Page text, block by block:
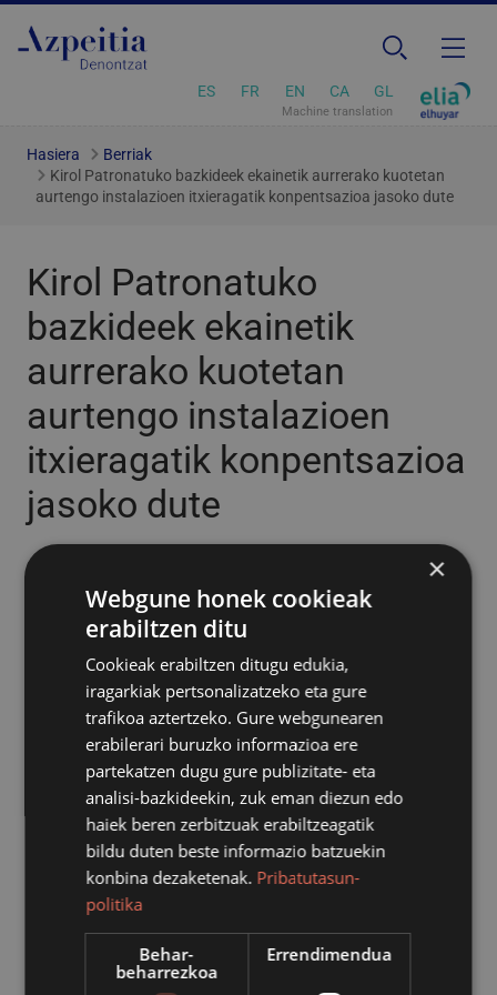
ES FR EN CA GL
Machine translation
Hasiera
Berriak
Kirol Patronatuko bazkideek ekainetik aurrerako kuotetan
aurtengo instalazioen itxieragatik konpentsazioa jasoko dute
Kirol Patronatuko
bazkideek ekainetik
aurrerako kuotetan
aurtengo instalazioen
itxieragatik konpentsazioa
jasoko dute
2021/02/18
Koronabirus kasu positiboen gorakada dela eta,
Azpeitiko Udalak eraikin publikoak ixteko erabakia hartu
×
Webgune honek cookieak
erabiltzen ditu
Cookieak erabiltzen ditugu edukia,
iragarkiak pertsonalizatzeko eta gure
trafikoa aztertzeko. Gure webgunearen
erabilerari buruzko informazioa ere
partekatzen dugu gure publizitate- eta
analisi-bazkideekin, zuk eman diezun edo
haiek beren zerbitzuak erabiltzeagatik
bildu duten beste informazio batzuekin
konbina dezaketenak. Pribatutasun-
politika
Behar-
beharrezkoa
Errendimendua